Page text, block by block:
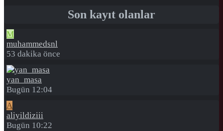
Son kayıt olanlar
M
muhammedsnl
53 dakika önce
yan_masa
Bugün 12:04
A
aliyildiziii
Bugün 10:22